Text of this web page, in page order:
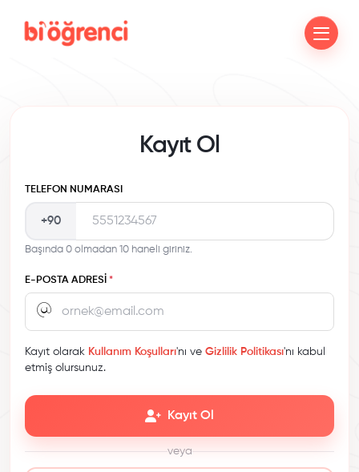
Kayıt Ol
TELEFON NUMARASI
+90
Başında 0 olmadan 10 haneli giriniz.
E-POSTA ADRESI *
Kayıt olarak Kullanım Koşulları'nı ve Gizlilik Politikası'nı kabul
etmiş olursunuz.
Kayıt Ol
veya